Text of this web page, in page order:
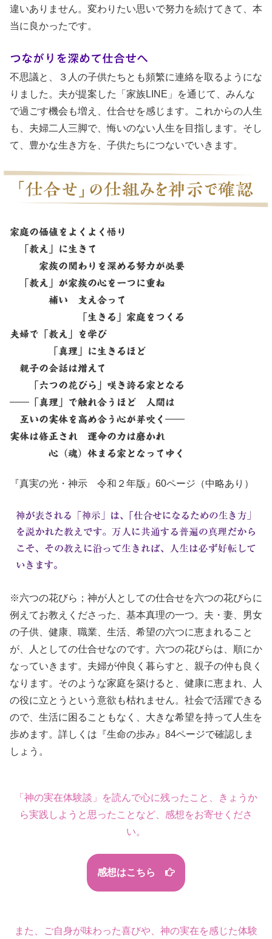
違いありません。変わりたい思いで努力を続けてきて、本
当に良かったです。
つながりを深めて仕合せへ
不思議と、３人の子供たちとも頻繁に連絡を取るようにな
りました。夫が提案した「家族LINE」を通じて、みんな
で過ごす機会も増え、仕合せを感じます。これからの人生
も、夫婦二人三脚で、悔いのない人生を目指します。そし
て、豊かな生き方を、子供たちにつないでいきます。
家庭の価値をよくよく悟り
「教え」に生きて
家族の関わりを深める努力が必要
「教え」が家族の心を一つに重ね
補い 支え合って
「生きる」家庭をつくる
夫婦で「教え」を学び
「真理」に生きるほど
親子の会話は増えて
「六つの花びら」咲き誇る家となる
――「真理」で触れ合うほど 人間は
互いの実体を高め合う心が芽吹く――
実体は修正され 運命の力は磨かれ
心（魂）休まる家となってゆく
『真実の光・神示 令和２年版』60ページ（中略あり）
※六つの花びら；神が人としての仕合せを六つの花びらに
例えてお教えくださった、基本真理の一つ。夫・妻、男女
の子供、健康、職業、生活、希望の六つに恵まれること
が、人としての仕合せなのです。六つの花びらは、順にか
なっていきます。夫婦が仲良く暮らすと、親子の仲も良く
なります。そのような家庭を築けると、健康に恵まれ、人
の役に立とうという意欲も枯れません。社会で活躍できる
ので、生活に困ることもなく、大きな希望を持って人生を
歩めます。詳しくは『生命の歩み』84ページで確認しま
しょう。
「神の実在体験談」を読んで心に残ったこと、きょうか
ら実践しようと思ったことなど、感想をお寄せくださ
い。
感想はこちら
また、ご自身が味わった喜びや、神の実在を感じた体験